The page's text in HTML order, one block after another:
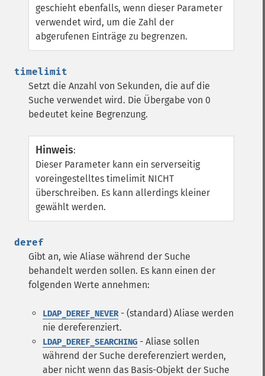
geschieht ebenfalls, wenn dieser Parameter
verwendet wird, um die Zahl der
abgerufenen Einträge zu begrenzen.
timelimit
Setzt die Anzahl von Sekunden, die auf die
Suche verwendet wird. Die Übergabe von 0
bedeutet keine Begrenzung.
Hinweis:
Dieser Parameter kann ein serverseitig
voreingestelltes timelimit NICHT
überschreiben. Es kann allerdings kleiner
gewählt werden.
deref
Gibt an, wie Aliase während der Suche
behandelt werden sollen. Es kann einen der
folgenden Werte annehmen:
LDAP_DEREF_NEVER- (standard) Aliase werden
nie dereferenziert.
LDAP_DEREF_SEARCHING - Aliase sollen
während der Suche dereferenziert werden,
aber nicht wenn das Basis-Objekt der Suche